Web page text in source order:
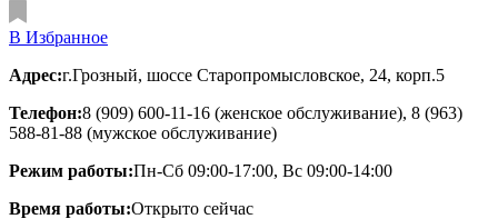
В Избранное
Адрес:г.Грозный, шоссе Старопромысловское, 24, корп.5
Телефон:8 (909) 600-11-16 (женское обслуживание), 8 (963)
588-81-88 (мужское обслуживание)
Режим работы:Пн-Сб 09:00-17:00, Вс 09:00-14:00
Время работы:Открыто сейчас